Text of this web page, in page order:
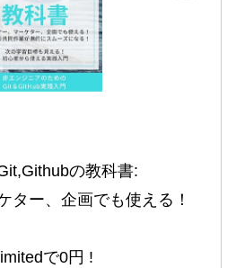
の教科書:
ター、企画でも使える！
で0円 !